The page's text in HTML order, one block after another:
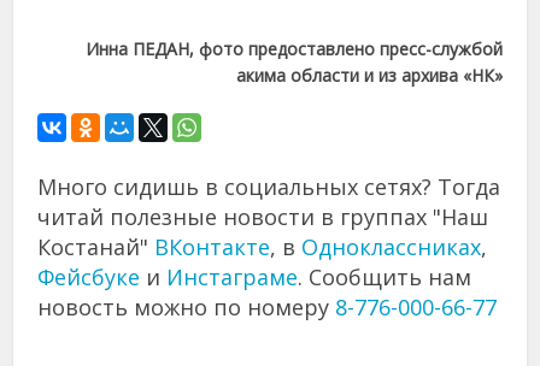
Инна ПЕДАН, фото предоставлено пресс-службой
акима области и из архива «НК»
Много сидишь в социальных сетях? Тогда
читай полезные новости в группах "Наш
Костанай" ВКонтакте, в Одноклассниках,
Фейсбуке и Инстаграме. Сообщить нам
новость можно по номеру 8-776-000-66-77